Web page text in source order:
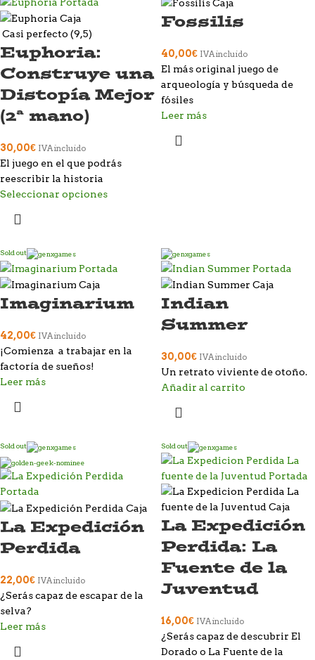
Casi perfecto (9,5)
Euphoria:
Construye una
Distopía Mejor
(2ª mano)
30,00€ IVA incluido
El juego en el que podrás
reescribir la historia
Seleccionar opciones
Fossilis
40,00€ IVA incluido
El más original juego de
arqueología y búsqueda de
fósiles
Leer más
Sold out
Imaginarium
42,00€ IVA incluido
¡Comienza a trabajar en la
factoría de sueños!
Leer más
Indian
Summer
30,00€ IVA incluido
Un retrato viviente de otoño.
Añadir al carrito
Sold out
La Expedición
Perdida
22,00€ IVA incluido
¿Serás capaz de escapar de la
selva?
Leer más
Sold out
La Expedición
Perdida: La
Fuente de la
Juventud
16,00€ IVA incluido
¿Serás capaz de descubrir El
Dorado o La Fuente de la